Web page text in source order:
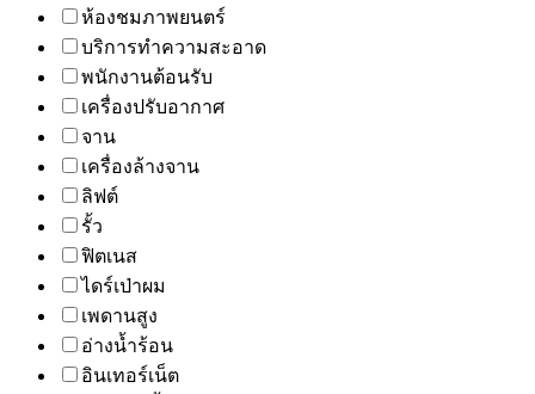
ห้องชมภาพยนตร์
บริการทำความสะอาด
พนักงานต้อนรับ
เครื่องปรับอากาศ
จาน
เครื่องล้างจาน
ลิฟต์
รั้ว
ฟิตเนส
ไดร์เป่าผม
เพดานสูง
อ่างน้ำร้อน
อินเทอร์เน็ต